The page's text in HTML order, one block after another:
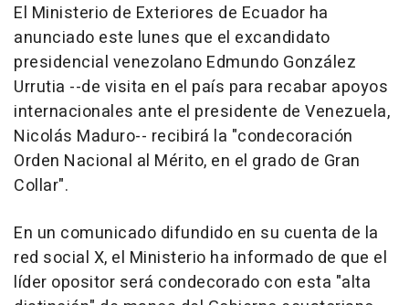
El Ministerio de Exteriores de Ecuador ha
anunciado este lunes que el excandidato
presidencial venezolano Edmundo González
Urrutia --de visita en el país para recabar apoyos
internacionales ante el presidente de Venezuela,
Nicolás Maduro-- recibirá la "condecoración
Orden Nacional al Mérito, en el grado de Gran
Collar".
En un comunicado difundido en su cuenta de la
red social X, el Ministerio ha informado de que el
líder opositor será condecorado con esta "alta